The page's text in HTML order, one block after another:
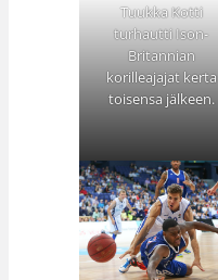
Tuukka Kotti
turhautti Ison-
Britannian
korilleajajat kerta
toisensa jälkeen.